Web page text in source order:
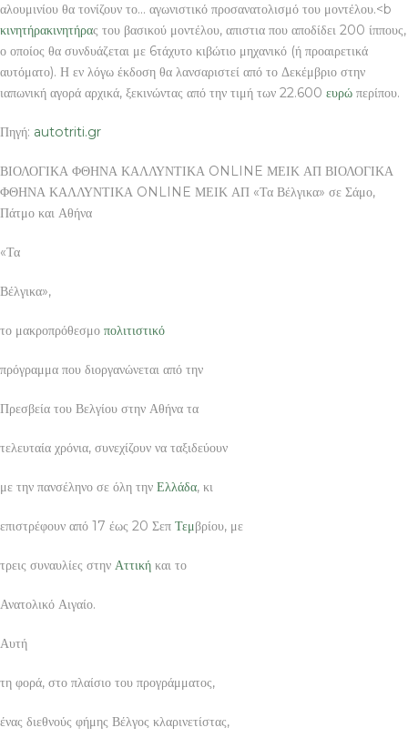
αλουμινίου θα τονίζουν το… αγωνιστικό προσανατολισμό του μοντέλου.<b
κινητήρακινητήρας του βασικού μοντέλου, απιστια που αποδίδει 200 ίππους,
ο οποίος θα συνδυάζεται με 6τάχυτο κιβώτιο μηχανικό (ή προαιρετικά
αυτόματο). Η εν λόγω έκδοση θα λανσαριστεί από το Δεκέμβριο στην
ιαπωνική αγορά αρχικά, ξεκινώντας από την τιμή των 22.600 ευρώ περίπου.
Πηγή: autotriti.gr
ΒΙΟΛΟΓΙΚΑ ΦΘΗΝΑ ΚΑΛΛΥΝΤΙΚΑ ONLINE ΜΕΙΚ ΑΠ ΒΙΟΛΟΓΙΚΑ
ΦΘΗΝΑ ΚΑΛΛΥΝΤΙΚΑ ONLINE ΜΕΙΚ ΑΠ «Τα Βέλγικα» σε Σάμο,
Πάτμο και Αθήνα
«Τα
Βέλγικα»,
το μακροπρόθεσμο πολιτιστικό
πρόγραμμα που διοργανώνεται από την
Πρεσβεία του Βελγίου στην Αθήνα τα
τελευταία χρόνια, συνεχίζουν να ταξιδεύουν
με την πανσέληνο σε όλη την Ελλάδα, κι
επιστρέφουν από 17 έως 20 Σεπ Τεμβρίου, με
τρεις συναυλίες στην Αττική και το
Ανατολικό Αιγαίο.
Αυτή
τη φορά, στο πλαίσιο του προγράμματος,
ένας διεθνούς φήμης Βέλγος κλαρινετίστας,